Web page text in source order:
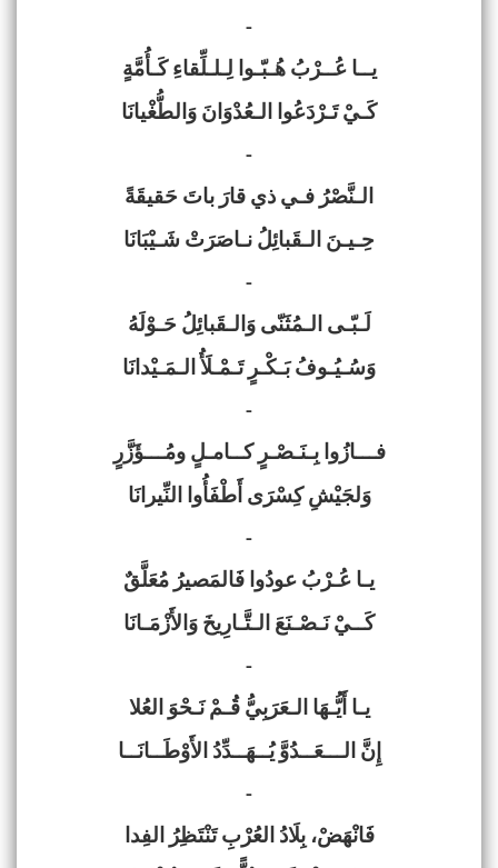
-
يــا عُــرْبُ هُـبّـوا لِـلـلِّقاءِ كَـأُمَّةٍ
كَـيْ تَـرْدَعُوا الـعُدْوَانَ وَالطُّغْيانَا
-
الـنَّصْرُ فـي ذي قارَ باتَ حَقيقَةً
حِـيـنَ الـقَبائِلُ نـاصَرَتْ شَـيْبَانَا
-
لَـبّـى الـمُثَنّى وَالـقَبائِلُ حَـوْلَهُ
وَسُـيُـوفُ بَـكْـرٍ تَـمْـلَأُ الـمَـيْدانَا
-
فـــازُوا بِـنَـصْـرٍ كــامـلٍ ومُـــؤَزَّرٍ
وَلجَيْشِ كِسْرَى أَطْفَأُوا النِّيرانَا
-
يـا عُـرْبُ عودُوا فَالمَصيرُ مُعَلَّقٌ
كَــيْ نَـصْـنَعَ الـتَّـارِيخَ وَالأَزْمَـانَا
-
يـا أَيُّـهَا الـعَرَبِيُّ قُـمْ نَـحْوَ العُلا
إِنَّ الـــعَــدُوَّ يُــهَــدِّدُ الأَوْطَــانَــا
-
فَانْهَضْ، بِلَادُ العُرْبِ تَنْتَظِرُ الفِدا